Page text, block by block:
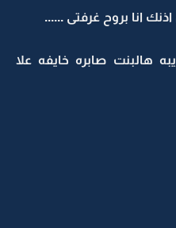
انا بروح غرفتى ......
هالبنت صابره خايفه علا